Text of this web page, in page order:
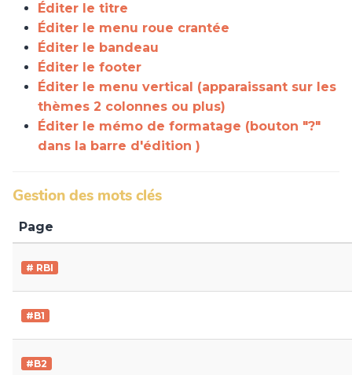
Éditer le titre
Éditer le menu roue crantée
Éditer le bandeau
Éditer le footer
Éditer le menu vertical (apparaissant sur les
thèmes 2 colonnes ou plus)
Éditer le mémo de formatage (bouton "?"
dans la barre d'édition )
Gestion des mots clés
Page
# RBI
#B1
#B2